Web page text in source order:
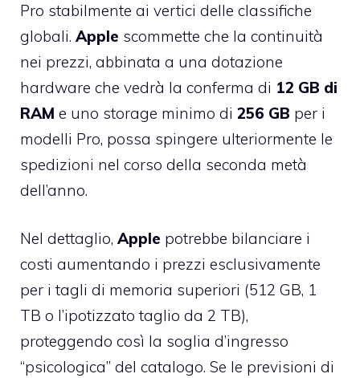
Pro stabilmente ai vertici delle classifiche
globali. Apple scommette che la continuità
nei prezzi, abbinata a una dotazione
hardware che vedrà la conferma di 12 GB di
RAM e uno storage minimo di 256 GB per i
modelli Pro, possa spingere ulteriormente le
spedizioni nel corso della seconda metà
dell’anno.
Nel dettaglio, Apple potrebbe bilanciare i
costi aumentando i prezzi esclusivamente
per i tagli di memoria superiori (512 GB, 1
TB o l’ipotizzato taglio da 2 TB),
proteggendo così la soglia d’ingresso
“psicologica” del catalogo. Se le previsioni di